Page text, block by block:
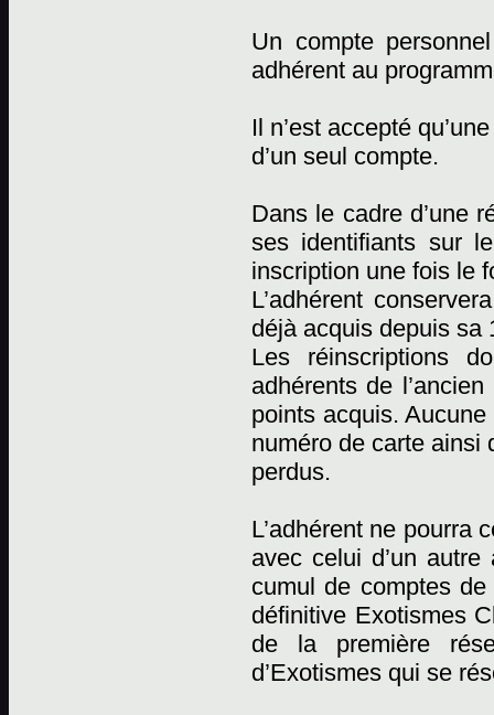
Un compte
adhérent au
Il n’est accepté
d’un seul compte.
Dans le cadre d’une
ses identifiants sur
inscription une fois le
L’adhérent
déjà acquis depuis sa
Les réinscriptions
adhérents de
points acquis.
numéro de carte ainsi
perdus.
L’adhérent ne pourra
avec celui d’un
cumul de comptes
définitive Exotismes
de la première
d’Exotismes qui se